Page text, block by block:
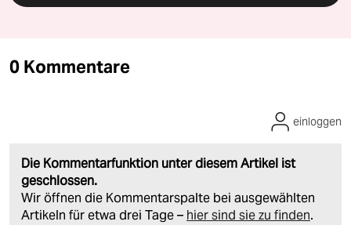
0 Kommentare
Die Kommentarfunktion unter diesem Artikel ist
geschlossen.
Wir öffnen die Kommentarspalte bei ausgewählten
Artikeln für etwa drei Tage – hier sind sie zu finden.
einloggen